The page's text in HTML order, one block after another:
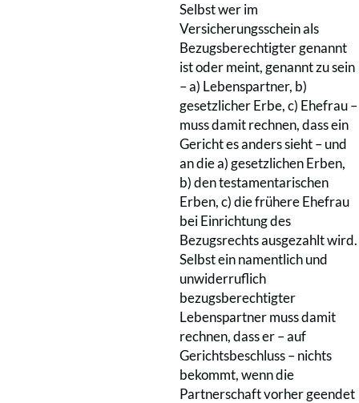
Selbst wer im
Versicherungsschein als
Bezugsberechtigter genannt
ist oder meint, genannt zu sein
– a) Lebenspartner, b)
gesetzlicher Erbe, c) Ehefrau –
muss damit rechnen, dass ein
Gericht es anders sieht – und
an die a) gesetzlichen Erben,
b) den testamentarischen
Erben, c) die frühere Ehefrau
bei Einrichtung des
Bezugsrechts ausgezahlt wird.
Selbst ein namentlich und
unwiderruflich
bezugsberechtigter
Lebenspartner muss damit
rechnen, dass er – auf
Gerichtsbeschluss – nichts
bekommt, wenn die
Partnerschaft vorher geendet